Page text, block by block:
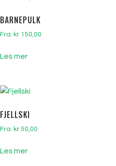
BARNEPULK
Fra: kr 150,00
Les mer
FJELLSKI
Fra: kr 50,00
Les mer